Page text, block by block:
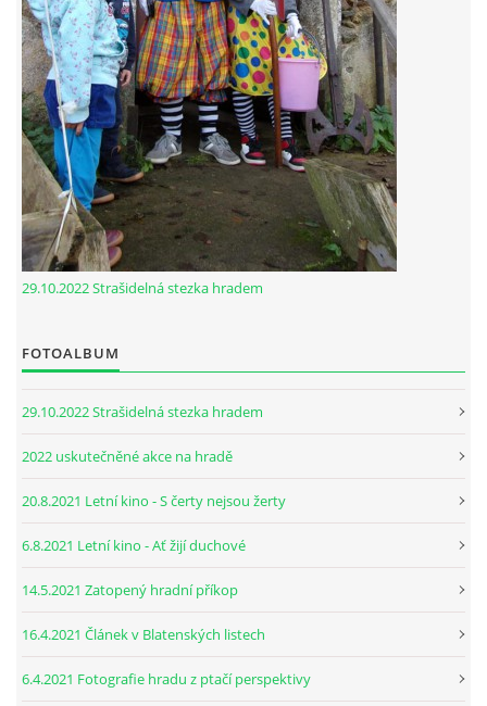
29.10.2022 Strašidelná stezka hradem
FOTOALBUM
29.10.2022 Strašidelná stezka hradem
2022 uskutečněné akce na hradě
20.8.2021 Letní kino - S čerty nejsou žerty
6.8.2021 Letní kino - Ať žijí duchové
14.5.2021 Zatopený hradní příkop
16.4.2021 Článek v Blatenských listech
6.4.2021 Fotografie hradu z ptačí perspektivy